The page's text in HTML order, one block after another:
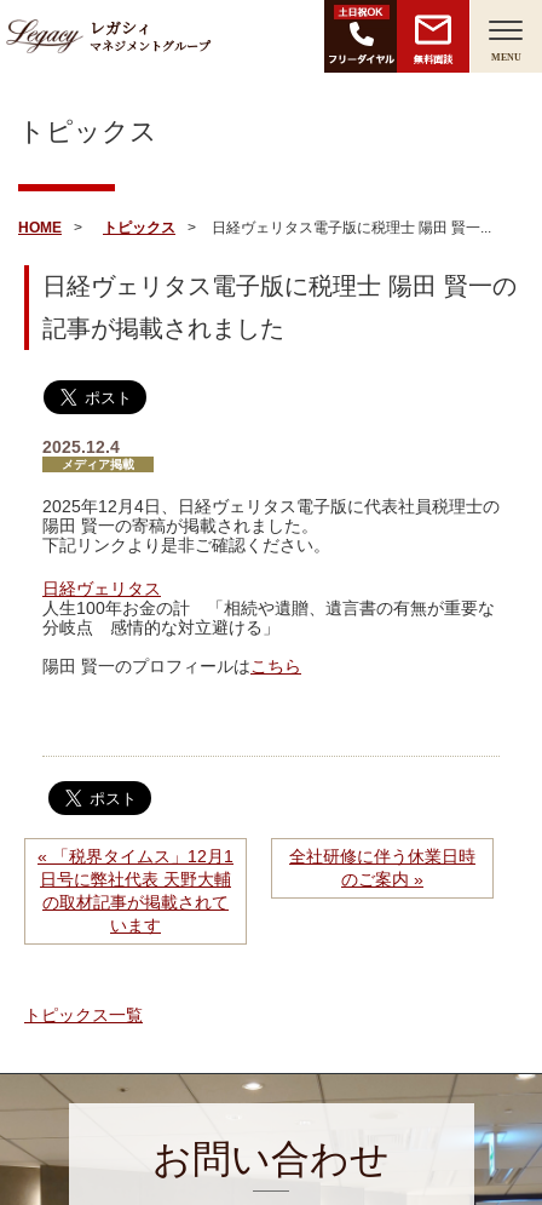
レガシィ
マネジメントグループ
無料面談 MENU
トピックス
HOME トピックス 日経ヴェリタス電子版に税理士 陽田 賢一...
日経ヴェリタス電子版に税理士 陽田 賢一の
記事が掲載されました
2025.12.4
メディア掲載
2025年12月4日、日経ヴェリタス電子版に代表社員税理士の
陽田 賢一の寄稿が掲載されました。
下記リンクより是非ご確認ください。
日経ヴェリタス
人生100年お金の計 「相続や遺贈、遺言書の有無が重要な
分岐点 感情的な対立避ける」
陽田 賢一のプロフィールはこちら
« 「税界タイムス」12月1
日号に弊社代表 天野大輔
の取材記事が掲載されて
います
全社研修に伴う休業日時
のご案内 »
トピックス一覧
お問い合わせ